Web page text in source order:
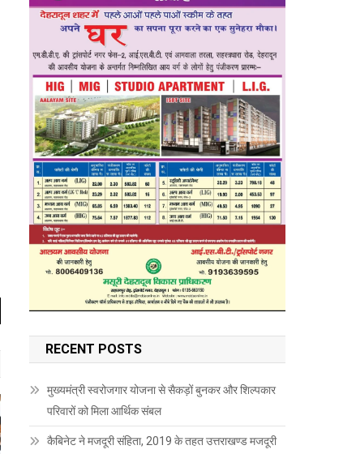
RECENT POSTS
मुख्यमंत्री स्वरोजगार योजना से सैकड़ों बुनकर और शिल्पकार
परिवारों को मिला आर्थिक संबल
कैबिनेट ने मजदूरी संहिता, 2019 के तहत उत्तराखण्ड मजदूरी